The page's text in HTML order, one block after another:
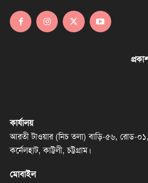
কার্যালয়
আরতী টাওয়ার (নিচ তলা) বাড়ি-৫৬, রোড-
কর্নেলহাট, কাট্টলী, চট্টগ্রাম।
মোবাইল